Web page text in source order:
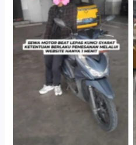
Cityplaza Jatinegara
Gedung Parkir P6A